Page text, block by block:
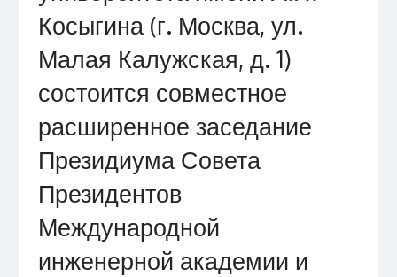
Косыгина (г. Москва, ул.
Малая Калужская, д. 1)
состоится совместное
расширенное заседание
Президиума Совета
Президентов
Международной
инженерной академии и